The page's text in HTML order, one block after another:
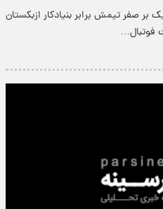
صفر تیمش برابر بنیادکار ازبکستان
فوتبال…